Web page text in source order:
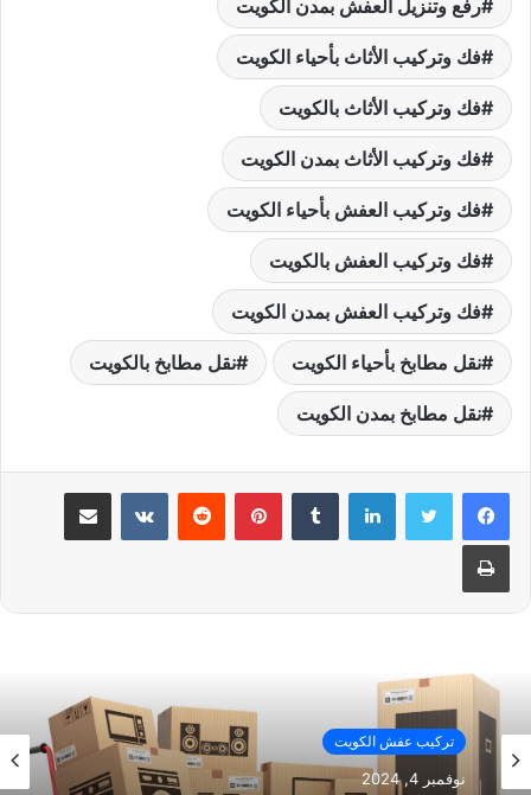
رفع وتنزيل العفش بمدن الكويت
فك وتركيب الأثاث بأحياء الكويت
فك وتركيب الأثاث بالكويت
فك وتركيب الأثاث بمدن الكويت
فك وتركيب العفش بأحياء الكويت
فك وتركيب العفش بالكويت
فك وتركيب العفش بمدن الكويت
نقل مطابخ بأحياء الكويت نقل مطابخ بالكويت
نقل مطابخ بمدن الكويت
لينكدإن بينتيريست مشاركة عبر البريد
طباعة
تركيب عفش الكويت
نوفمبر 4, 2024